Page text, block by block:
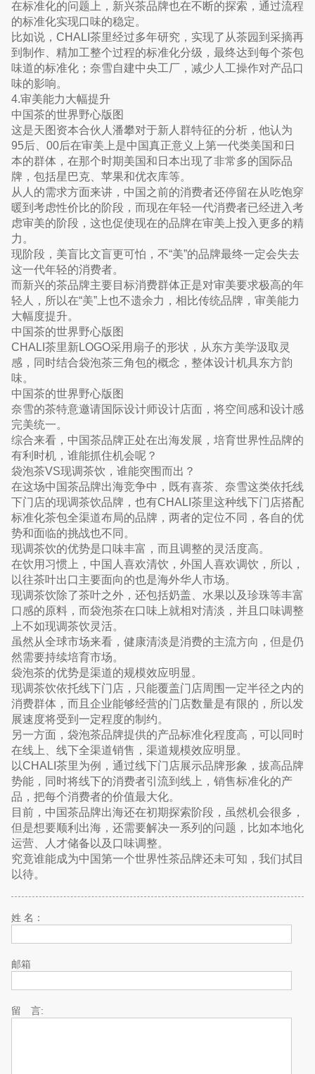
在标准化的问题上，新兴茶品牌也在不断的探索，通过流程
的标准化实现口味的稳定。
比如说，CHALI茶里经过多年研究，实现了从茶园到采摘再
到制作、精加工整个过程的标准化分级，最终达到每个茶包
味道的标准化；奈雪自建中央工厂，减少人工操作对产品口
味的影响。
4.审美能力大幅提升
中国茶的世界野心版图
这是天图资本合伙人潘攀对于新人群特征的分析，他认为
95后、00后在审美上是中国真正意义上第一代类美国和日
本的群体，在那个时期美国和日本出现了非常多的国际品
牌，包括星巴克、苹果和优衣库等。
从人的需求方面来讲，中国之前的消费者还停留在从吃饱穿
暖到考虑性价比的阶段，而现在年轻一代消费者已经进入考
虑审美的阶段，这也促使现在的品牌在审美上投入更多的精
力。
现阶段，美盲比文盲更可怕，不“美”的品牌最终一定会失去
这一代年轻的消费者。
而新兴的茶品牌主要目标消费群体正是对审美要求极高的年
轻人，所以在“美”上也不遗余力，相比传统品牌，审美能力
大幅度提升。
中国茶的世界野心版图
CHALI茶里新LOGO采用扇子的形状，从东方美学汲取灵
感，同时结合袋泡茶三角包的概念，整体设计机具东方韵
味。
中国茶的世界野心版图
奈雪的茶特意邀请国际设计师设计店面，将空间感和设计感
完美统一。
综合来看，中国茶品牌正处在出海发展，培育世界性品牌的
有利时机，谁能抓住机会呢？
袋泡茶VS现调茶饮，谁能突围而出？
在这场中国茶品牌出海竞争中，既有喜茶、奈雪这类依托线
下门店的现调茶饮品牌，也有CHALI茶里这种线下门店搭配
标准化茶包全渠道布局的品牌，两者的定位不同，各自的优
势和面临的挑战也不同。
现调茶饮的优势是口味丰富，而且调整的灵活度高。
在饮用习惯上，中国人喜欢清饮，外国人喜欢调饮，所以，
以往茶叶出口主要面向的也是海外华人市场。
现调茶饮除了茶叶之外，还包括奶盖、水果以及珍珠等丰富
口感的原料，而袋泡茶在口味上就相对清淡，并且口味调整
上不如现调茶饮灵活。
虽然从全球市场来看，健康清淡是消费的主流方向，但是仍
然需要持续培育市场。
袋泡茶的优势是渠道的规模效应明显。
现调茶饮依托线下门店，只能覆盖门店周围一定半径之内的
消费群体，而且企业能够经营的门店数量是有限的，所以发
展速度将受到一定程度的制约。
另一方面，袋泡茶品牌提供的产品标准化程度高，可以同时
在线上、线下全渠道销售，渠道规模效应明显。
以CHALI茶里为例，通过线下门店展示品牌形象，拔高品牌
势能，同时将线下的消费者引流到线上，销售标准化的产
品，把每个消费者的价值最大化。
目前，中国茶品牌出海还在初期探索阶段，虽然机会很多，
但是想要顺利出海，还需要解决一系列的问题，比如本地化
运营、人才储备以及口味调整。
究竟谁能成为中国第一个世界性茶品牌还未可知，我们拭目
以待。
姓 名：
邮箱
留 言: